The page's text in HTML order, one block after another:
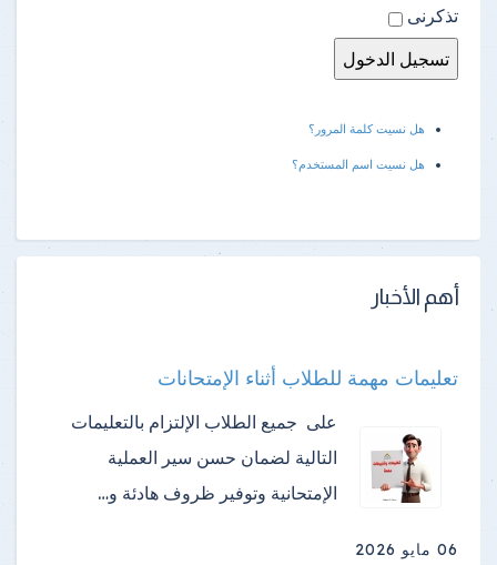
تذكرنى
هل نسيت كلمة المرور؟
هل نسيت اسم المستخدم؟
أهم الأخبار
تعليمات مهمة للطلاب أثناء الإمتحانات
على جميع الطلاب الإلتزام بالتعليمات
التالية لضمان حسن سير العملية
الإمتحانية وتوفير ظروف هادئة و…
06 مايو 2026